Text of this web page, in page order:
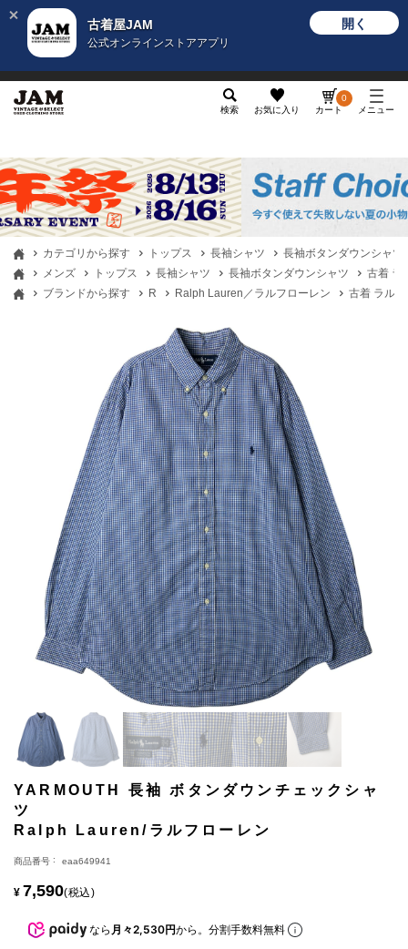
古着屋JAM
公式オンラインストアアプリ
開く
検索 お気に入り カート
0
メニュー
カテゴリから探す トップス 長袖シャツ
長袖ボタンダウンシャツ
メンズ
トップス 長袖シャツ 長袖ボタンダウンシャツ
古着 ラ
ブランドから探す
R Ralph Lauren／ラルフローレン 古着 ラル
YARMOUTH 長袖 ボタンダウンチェックシャ
ツ
Ralph Lauren/ラルフローレン
商品番号 eaa649941
¥ 7,590 税込
なら 月々2,530円から。分割手数料無料